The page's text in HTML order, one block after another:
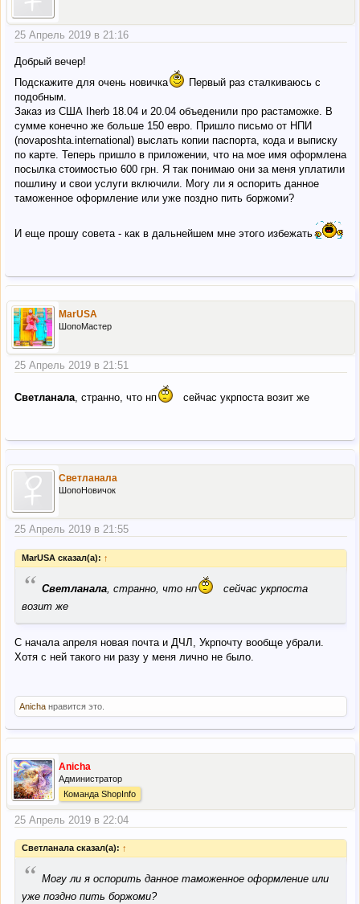
25 Апрель 2019 в 21:16
Добрый вечер!
Подскажите для очень новичка
Первый раз сталкиваюсь с
подобным.
Заказ из США Iherb 18.04 и 20.04 объеденили про растаможке. В
сумме конечно же больше 150 евро. Пришло письмо от НПИ
(novaposhta.international) выслать копии паспорта, кода и выписку
по карте. Теперь пришло в приложении, что на мое имя оформлена
посылка стоимостью 600 грн. Я так понимаю они за меня уплатили
пошлину и свои услуги включили. Могу ли я оспорить данное
таможенное оформление или уже поздно пить боржоми?
И еще прошу совета - как в дальнейшем мне этого избежать
MarUSA
ШопоМастер
25 Апрель 2019 в 21:51
Светланала, странно, что нп сейчас укрпоста возит же
Светланала
ШопоНовичок
25 Апрель 2019 в 21:55
MarUSA сказал(а): ↑
“ Светланала , странно, что нп
сейчас укрпоста
возит же
С начала апреля новая почта и ДЧЛ, Укрпочту вообще убрали.
Хотя с ней такого ни разу у меня лично не было.
Anicha нравится это.
Anicha
Администратор
Команда ShopInfo
25 Апрель 2019 в 22:04
Светланала сказал(а): ↑
“ Могу ли я оспорить данное таможенное оформление или
уже поздно пить боржоми?